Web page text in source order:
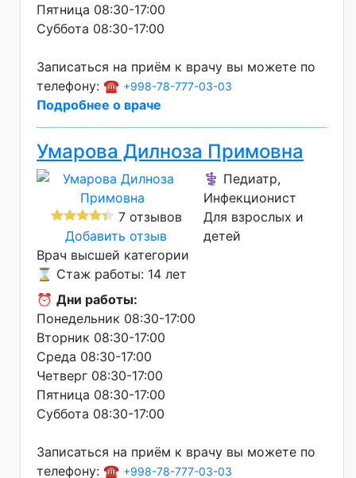
Пятница 08:30-17:00
Суббота 08:30-17:00
Записаться на приём к врачу вы можете по
телефону: ☎️ +998-78-777-03-03
Подробнее о враче
Умарова Дилноза Примовна
7 отзывов
Добавить отзыв
⚕️ Педиатр,
Инфекционист
Для взрослых и
детей
Врач высшей категории
⌛ Стаж работы: 14 лет
⏰ Дни работы:
Понедельник 08:30-17:00
Вторник 08:30-17:00
Среда 08:30-17:00
Четверг 08:30-17:00
Пятница 08:30-17:00
Суббота 08:30-17:00
Записаться на приём к врачу вы можете по
телефону: ☎️ +998-78-777-03-03